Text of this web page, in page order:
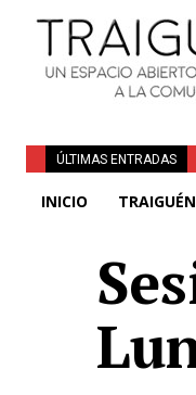
ÚLTIMAS ENTRADAS
INICIO TRAIGUÉN